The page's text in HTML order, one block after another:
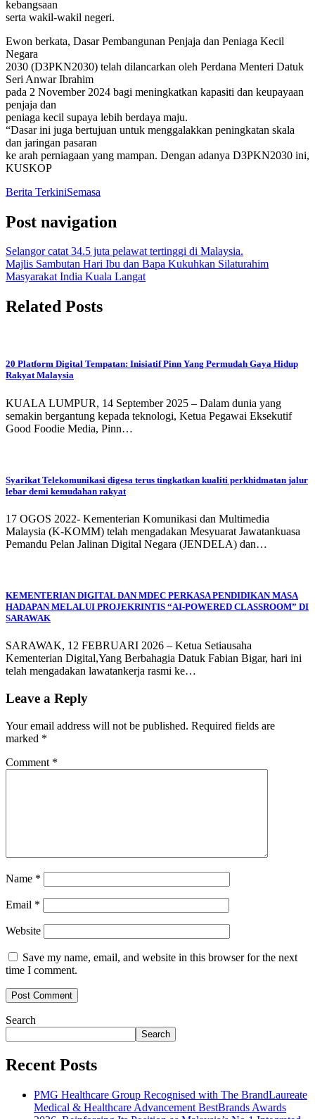
kebangsaan
serta wakil-wakil negeri.
Ewon berkata, Dasar Pembangunan Penjaja dan Peniaga Kecil
Negara
2030 (D3PKN2030) telah dilancarkan oleh Perdana Menteri Datuk
Seri Anwar Ibrahim
pada 2 November 2024 bagi meningkatkan kapasiti dan keupayaan
penjaja dan
peniaga kecil supaya lebih berdaya maju.
“Dasar ini juga bertujuan untuk menggalakkan peningkatan skala
dan jaringan pasaran
ke arah perniagaan yang mampan. Dengan adanya D3PKN2030 ini,
KUSKOP
Berita TerkiniSemasa
Post navigation
Selangor catat 34.5 juta pelawat tertinggi di Malaysia.
Majlis Sambutan Hari Ibu dan Bapa Kukuhkan Silaturahim
Masyarakat India Kuala Langat
Related Posts
20 Platform Digital Tempatan: Inisiatif Pinn Yang Permudah Gaya Hidup
Rakyat Malaysia
KUALA LUMPUR, 14 September 2025 – Dalam dunia yang
semakin bergantung kepada teknologi, Ketua Pegawai Eksekutif
Good Foodie Media, Pinn…
Syarikat Telekomunikasi digesa terus tingkatkan kualiti perkhidmatan jalur
lebar demi kemudahan rakyat
17 OGOS 2022- Kementerian Komunikasi dan Multimedia
Malaysia (K-KOMM) telah mengadakan Mesyuarat Jawatankuasa
Pemandu Pelan Jalinan Digital Negara (JENDELA) dan…
KEMENTERIAN DIGITAL DAN MDEC PERKASA PENDIDIKAN MASA
HADAPAN MELALUI PROJEKRINTIS “AI-POWERED CLASSROOM” DI
SARAWAK
SARAWAK, 12 FEBRUARI 2026 – Ketua Setiausaha
Kementerian Digital,Yang Berbahagia Datuk Fabian Bigar, hari ini
telah mengadakan lawatankerja rasmi ke…
Leave a Reply
Your email address will not be published. Required fields are
marked *
Comment *
Name *
Email *
Website
Save my name, email, and website in this browser for the next
time I comment.
Search
Search
Recent Posts
PMG Healthcare Group Recognised with The BrandLaureate
Medical & Healthcare Advancement BestBrands Awards